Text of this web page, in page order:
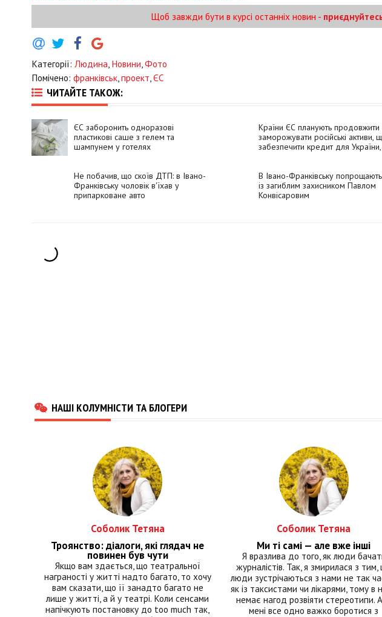
Щоб завжди бути в курсі останніх новин -
Категорії: Людина, Новини,Фото
Помічено: франківськ,проект,ЄС
ЧИТАЙТЕ ТАКОЖ:
ЄС заборонить одноразові
пластикові саше з гелем та
шампунем у готелях
Країни ЄС планують продовжити
заморожувати російські активи,
забезпечити кредит для
Не побачив, що скоїв ДТП: в Івано-
Франківську чоловік в'їхав у
припарковане авто
В Івано-Франківську
із загиблим захисником Павлом
Конвісаровим
НАШІ КОЛУМНІСТИ ТА БЛОГЕРИ
Соболик Тетяна
Троянство: діалоги, які глядач не
повинен був чути
Якщо вам здається, що театральної
награності у житті надто багато, то хочу
вам сказати, що її занадто багато не
лише у житті, а й у театрі. Коли сенсами
напічкують постановку до too much так,
Соболик Тетяна
Ми ті самі — але вже інші
Я вразлива до того, як люди
журналістів. Так, я змирилася з тим,
люди зустрічаються з нами не так
як із таксистами чи лікарями, тому в
немає нагод розвіяти стереотипи.
мені все одно важко боротися з